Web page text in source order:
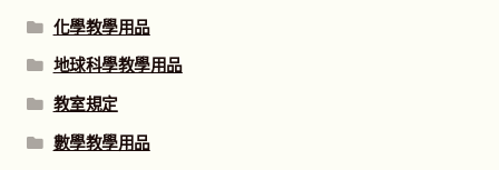
化學教學用品
地球科學教學用品
教室規定
數學教學用品